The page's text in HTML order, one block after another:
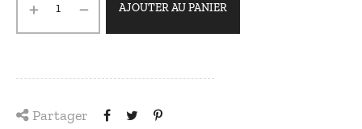
AJOUTER AU PANIER
Partager